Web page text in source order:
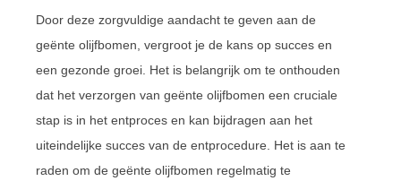
Door deze zorgvuldige aandacht te geven aan de
geënte olijfbomen, vergroot je de kans op succes en
een gezonde groei. Het is belangrijk om te onthouden
dat het verzorgen van geënte olijfbomen een cruciale
stap is in het entproces en kan bijdragen aan het
uiteindelijke succes van de entprocedure. Het is aan te
raden om de geënte olijfbomen regelmatig te